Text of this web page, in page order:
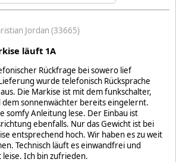
Jordan (33665)
läuft 1A
Rückfrage bei sowero lief
wurde telefonisch Rücksprache
Die Markise ist mit dem funkschalter,
sonnenwächter bereits eingelernt.
somfy Anleitung lese. Der Einbau ist
ebenfalls. Nur das Gewicht ist bei
entsprechend hoch. Wir haben es zu weit
Technisch läuft es einwandfrei und
Ich bin zufrieden.